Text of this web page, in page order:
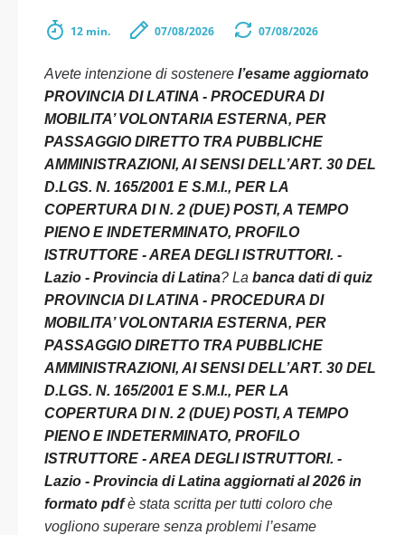
12 min. 07/08/2026 07/08/2026
Avete intenzione di sostenere l’esame aggiornato
PROVINCIA DI LATINA - PROCEDURA DI
MOBILITA’ VOLONTARIA ESTERNA, PER
PASSAGGIO DIRETTO TRA PUBBLICHE
AMMINISTRAZIONI, AI SENSI DELL’ART. 30 DEL
D.LGS. N. 165/2001 E S.M.I., PER LA
COPERTURA DI N. 2 (DUE) POSTI, A TEMPO
PIENO E INDETERMINATO, PROFILO
ISTRUTTORE - AREA DEGLI ISTRUTTORI. -
Lazio - Provincia di Latina? La banca dati di quiz
PROVINCIA DI LATINA - PROCEDURA DI
MOBILITA’ VOLONTARIA ESTERNA, PER
PASSAGGIO DIRETTO TRA PUBBLICHE
AMMINISTRAZIONI, AI SENSI DELL’ART. 30 DEL
D.LGS. N. 165/2001 E S.M.I., PER LA
COPERTURA DI N. 2 (DUE) POSTI, A TEMPO
PIENO E INDETERMINATO, PROFILO
ISTRUTTORE - AREA DEGLI ISTRUTTORI. -
Lazio - Provincia di Latina aggiornati al 2026 in
formato pdfè stata scritta per tutti coloro che
vogliono superare senza problemi l’esame